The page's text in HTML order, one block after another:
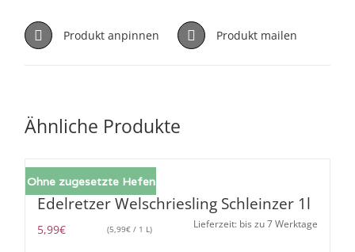
Produkt anpinnen Produkt mailen
Ähnliche Produkte
Ohne zugesetzte Hefen
Edelretzer Welschriesling Schleinzer 1l
5,99€ (5,99€ / 1 L) Lieferzeit: bis zu 7 Werktage